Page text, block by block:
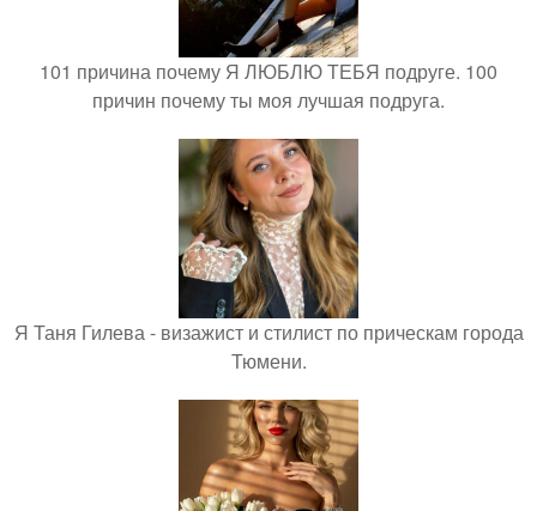
101 причина почему Я ЛЮБЛЮ ТЕБЯ подруге. 100
причин почему ты моя лучшая подруга.
Я Таня Гилева - визажист и стилист по прическам города
Тюмени.